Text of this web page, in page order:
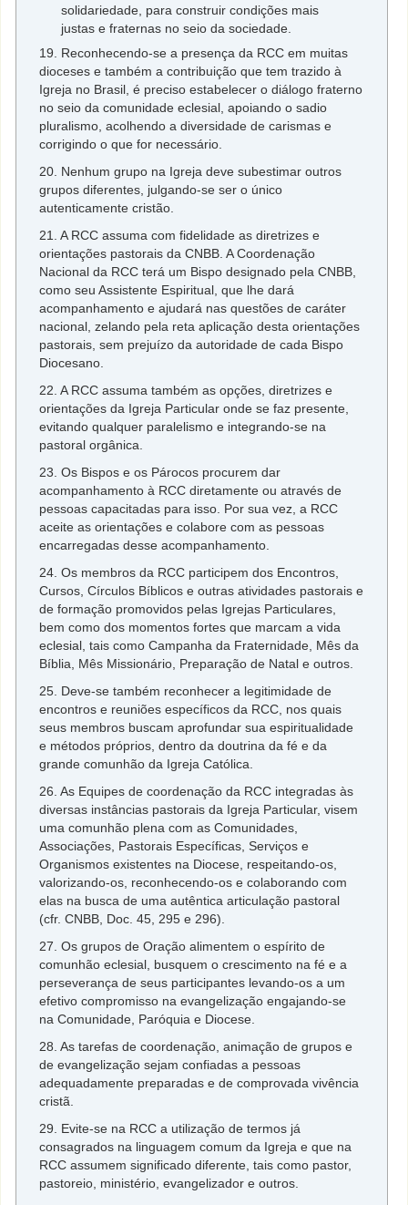
solidariedade, para construir condições mais
justas e fraternas no seio da sociedade.
19. Reconhecendo-se a presença da RCC em muitas
dioceses e também a contribuição que tem trazido à
Igreja no Brasil, é preciso estabelecer o diálogo fraterno
no seio da comunidade eclesial, apoiando o sadio
pluralismo, acolhendo a diversidade de carismas e
corrigindo o que for necessário.
20. Nenhum grupo na Igreja deve subestimar outros
grupos diferentes, julgando-se ser o único
autenticamente cristão.
21. A RCC assuma com fidelidade as diretrizes e
orientações pastorais da CNBB. A Coordenação
Nacional da RCC terá um Bispo designado pela CNBB,
como seu Assistente Espiritual, que lhe dará
acompanhamento e ajudará nas questões de caráter
nacional, zelando pela reta aplicação desta orientações
pastorais, sem prejuízo da autoridade de cada Bispo
Diocesano.
22. A RCC assuma também as opções, diretrizes e
orientações da Igreja Particular onde se faz presente,
evitando qualquer paralelismo e integrando-se na
pastoral orgânica.
23. Os Bispos e os Párocos procurem dar
acompanhamento à RCC diretamente ou através de
pessoas capacitadas para isso. Por sua vez, a RCC
aceite as orientações e colabore com as pessoas
encarregadas desse acompanhamento.
24. Os membros da RCC participem dos Encontros,
Cursos, Círculos Bíblicos e outras atividades pastorais e
de formação promovidos pelas Igrejas Particulares,
bem como dos momentos fortes que marcam a vida
eclesial, tais como Campanha da Fraternidade, Mês da
Bíblia, Mês Missionário, Preparação de Natal e outros.
25. Deve-se também reconhecer a legitimidade de
encontros e reuniões específicos da RCC, nos quais
seus membros buscam aprofundar sua espiritualidade
e métodos próprios, dentro da doutrina da fé e da
grande comunhão da Igreja Católica.
26. As Equipes de coordenação da RCC integradas às
diversas instâncias pastorais da Igreja Particular, visem
uma comunhão plena com as Comunidades,
Associações, Pastorais Específicas, Serviços e
Organismos existentes na Diocese, respeitando-os,
valorizando-os, reconhecendo-os e colaborando com
elas na busca de uma autêntica articulação pastoral
(cfr. CNBB, Doc. 45, 295 e 296).
27. Os grupos de Oração alimentem o espírito de
comunhão eclesial, busquem o crescimento na fé e a
perseverança de seus participantes levando-os a um
efetivo compromisso na evangelização engajando-se
na Comunidade, Paróquia e Diocese.
28. As tarefas de coordenação, animação de grupos e
de evangelização sejam confiadas a pessoas
adequadamente preparadas e de comprovada vivência
cristã.
29. Evite-se na RCC a utilização de termos já
consagrados na linguagem comum da Igreja e que na
RCC assumem significado diferente, tais como pastor,
pastoreio, ministério, evangelizador e outros.